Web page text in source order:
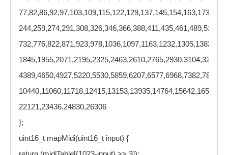
22121,23436,24830,26306
};
uint16_t mapMidi(uint16_t input) {